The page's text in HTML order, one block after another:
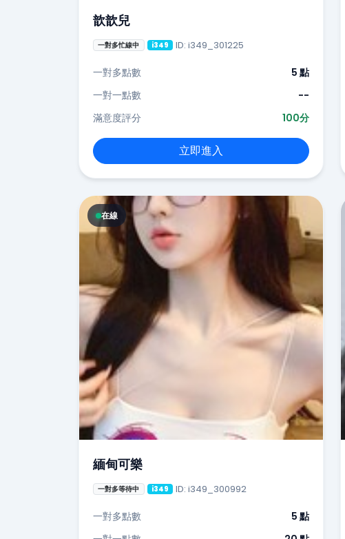
歆歆兒
一對多忙線中 i349 ID: i349_301225
一對多點數
5 點
一對一點數
--
滿意度評分
100分
立即進入
在線
緬甸可樂
一對多等待中 i349 ID: i349_300992
一對多點數
5 點